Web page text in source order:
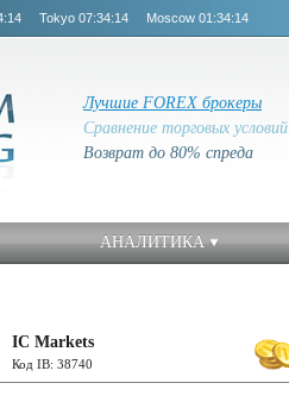
Tokyo 07:34:14 Moscow 01:34:14
Лучшие FOREX брокеры
Сравнение торговых условий
Возврат до 80% спреда
АНАЛИТИКА
IC Markets
Код IB: 38740